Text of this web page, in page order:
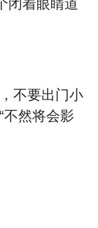
闭着眼睛道
不要出门小
不然将会影